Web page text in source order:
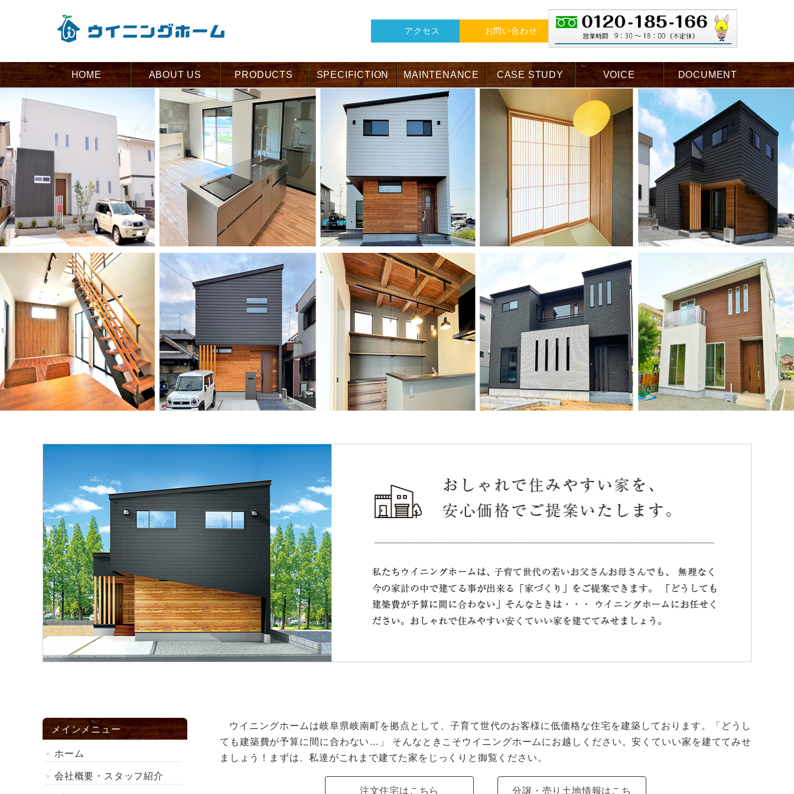
アクセス お問い合わせ
HOME ABOUT US PRODUCTS SPECIFICTION MAINTENANCE CASE STUDY VOICE DOCUMENT
ウイニングホームは岐阜県岐南町を拠点として、子育て世代のお客様に低価格な住宅を建築しております。「どうし
ても建築費が予算に間に合わない…」 そんなときこそウイニングホームにお越しください。安くていい家を建ててみせ
ましょう！まずは、私達がこれまで建てた家をじっくりと御覧ください。
注文住宅はこちら 分譲・売り土地情報はこち
メインメニュー
ホーム
会社概要・スタッフ紹介